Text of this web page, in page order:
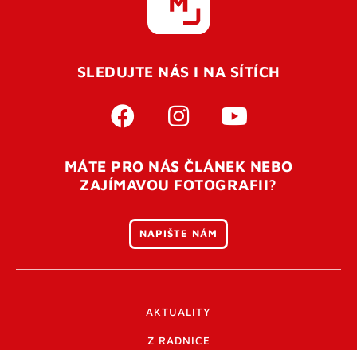
SLEDUJTE NÁS I NA SÍTÍCH
MÁTE PRO NÁS ČLÁNEK NEBO
ZAJÍMAVOU FOTOGRAFII?
NAPIŠTE NÁM
AKTUALITY
Z RADNICE